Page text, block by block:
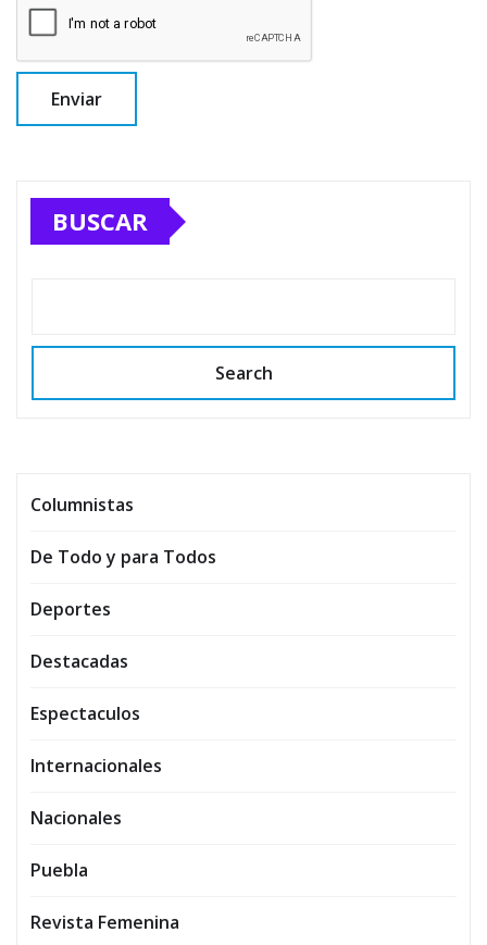
BUSCAR
Search
Columnistas
De Todo y para Todos
Deportes
Destacadas
Espectaculos
Internacionales
Nacionales
Puebla
Revista Femenina